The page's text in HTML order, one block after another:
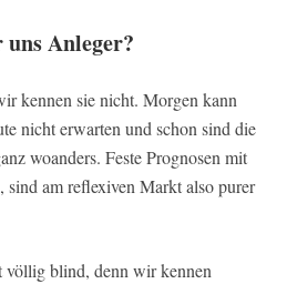
uns Anleger?
kennen sie nicht. Morgen kann
nicht erwarten und schon sind die
woanders. Feste Prognosen mit
sind am reflexiven Markt also purer
blind, denn wir kennen